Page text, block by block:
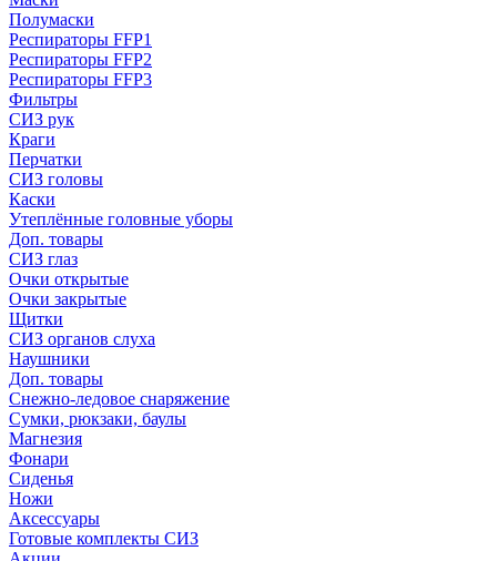
Полумаски
Респираторы FFP1
Респираторы FFP2
Респираторы FFP3
Фильтры
СИЗ рук
Краги
Перчатки
СИЗ головы
Каски
Утеплённые головные уборы
Доп. товары
СИЗ глаз
Очки открытые
Очки закрытые
Щитки
СИЗ органов слуха
Наушники
Доп. товары
Снежно-ледовое снаряжение
Сумки, рюкзаки, баулы
Магнезия
Фонари
Сиденья
Ножи
Аксессуары
Готовые комплекты СИЗ